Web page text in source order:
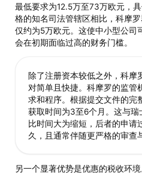
最低要求为12.5万至73万欧元，
格的知名司法管辖区相比，科摩
仅约为5万欧元。这使中小型公司
会在初期面临过高的财务门槛。
除了注册资本较低之外，科摩
对简单且快捷。科摩罗的监管
求和程序。根据提交文件的完
获取时间为3至6个月。这与瑞
比时间大为缩短，后者的申请
久，且通常伴随更严格的审查
另一个显著优势是优惠的税收环